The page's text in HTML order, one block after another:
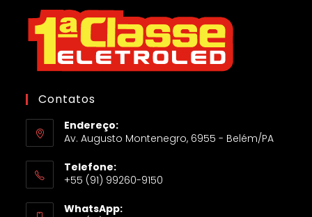
Contatos
Endereço:
Av. Augusto Montenegro, 6955 - Belém/PA
Telefone:
+55 (91) 99260-9150
WhatsApp: